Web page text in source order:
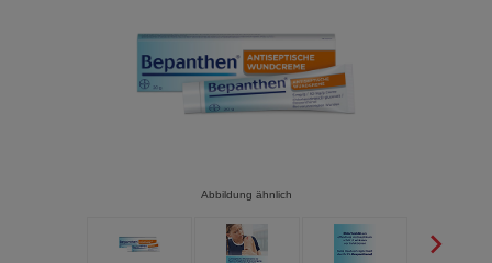
Abbildung ähnlich